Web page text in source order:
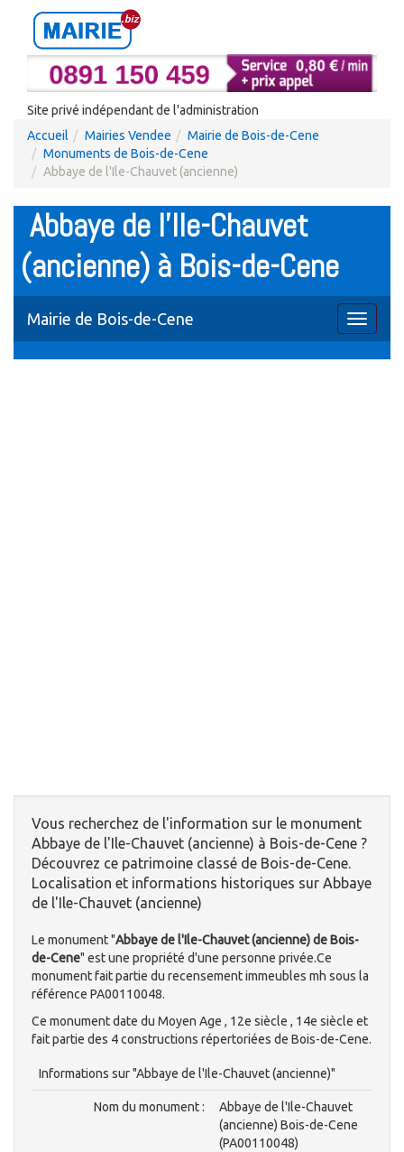
Site privé indépendant de l'administration
Accueil
Mairies Vendee
Mairie de Bois-de-Cene
Monuments de Bois-de-Cene
Abbaye de l'Ile-Chauvet (ancienne)
Abbaye de l'Ile-Chauvet
(ancienne) à Bois-de-Cene
Toggle
Mairie de Bois-de-Cene
Vous recherchez de l'information sur le monument
Abbaye de l'Ile-Chauvet (ancienne) à Bois-de-Cene ?
Découvrez ce patrimoine classé de Bois-de-Cene.
Localisation et informations historiques sur Abbaye
de l'Ile-Chauvet (ancienne)
Le monument "Abbaye de l'Ile-Chauvet (ancienne) de Bois-
de-Cene" est une propriété d'une personne privée.Ce
monument fait partie du recensement immeubles mh sous la
référence PA00110048.
Ce monument date du Moyen Age , 12e siècle , 14e siècle et
fait partie des 4 constructions répertoriées de Bois-de-Cene.
Informations sur "Abbaye de l'Ile-Chauvet (ancienne)"
Nom du monument :
Abbaye de l'Ile-Chauvet
(ancienne) Bois-de-Cene
(PA00110048)